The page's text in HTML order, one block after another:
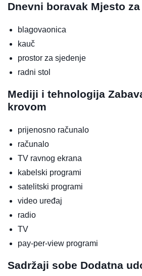
Dnevni boravak Mjesto
blagovaonica
kauč
prostor za sjedenje
radni stol
Mediji i tehnologija
krovom
prijenosno računalo
računalo
TV ravnog ekrana
kabelski programi
satelitski programi
video uređaj
radio
TV
pay-per-view programi
Sadržaji sobe Dodatna